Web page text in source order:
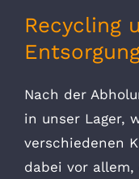
Recycling
Nach der
in unser Lager,
verschiedenen
dabei vor